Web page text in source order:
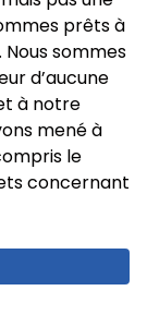
prêts à
sommes
d’aucune
à notre
mené à
le
concernant